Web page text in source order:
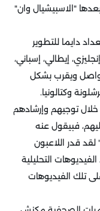
"الاسبيشيال وان"
دايما للتطوير
إيطالي، إسباني،
ويقرب بشكل
وكتالونيا.
توجيهم وإرشادهم
فبيقول عنه
لقد قدر اللاعبون
التحليلية
تلك الفيديوهات